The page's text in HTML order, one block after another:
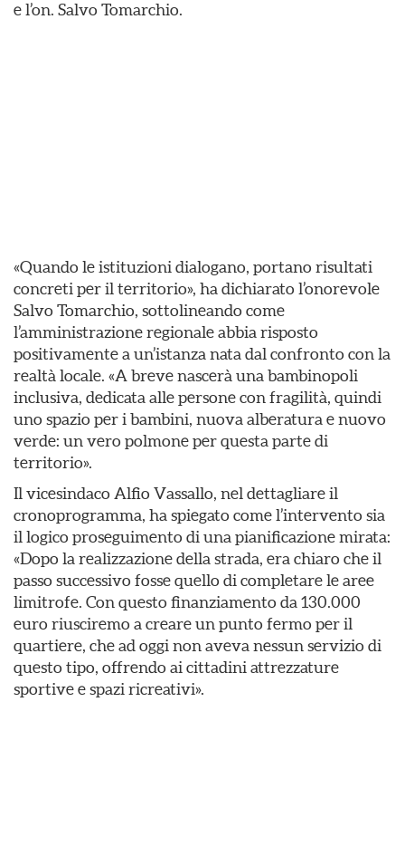
e l’on. Salvo Tomarchio.
«Quando le istituzioni dialogano, portano risultati
concreti per il territorio», ha dichiarato l’onorevole
Salvo Tomarchio, sottolineando come
l’amministrazione regionale abbia risposto
positivamente a un’istanza nata dal confronto con la
realtà locale. «A breve nascerà una bambinopoli
inclusiva, dedicata alle persone con fragilità, quindi
uno spazio per i bambini, nuova alberatura e nuovo
verde: un vero polmone per questa parte di
territorio».
Il vicesindaco Alfio Vassallo, nel dettagliare il
cronoprogramma, ha spiegato come l’intervento sia
il logico proseguimento di una pianificazione mirata:
«Dopo la realizzazione della strada, era chiaro che il
passo successivo fosse quello di completare le aree
limitrofe. Con questo finanziamento da 130.000
euro riusciremo a creare un punto fermo per il
quartiere, che ad oggi non aveva nessun servizio di
questo tipo, offrendo ai cittadini attrezzature
sportive e spazi ricreativi».